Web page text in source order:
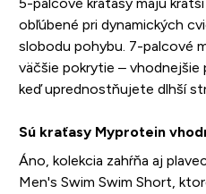
obľúbené pri dynamických
slobodu pohybu. 7-palcové
väčšie pokrytie – vhodnejšie
keď uprednostňujete dlhší
Sú kraťasy Myprotein
Áno, kolekcia zahŕňa aj
Men's Swim Swim Short,